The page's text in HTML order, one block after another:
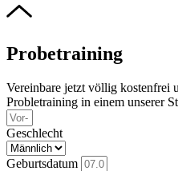
Probetraining
Vereinbare jetzt völlig kostenfrei
Probletraining in einem unserer
Geschlecht
Geburtsdatum